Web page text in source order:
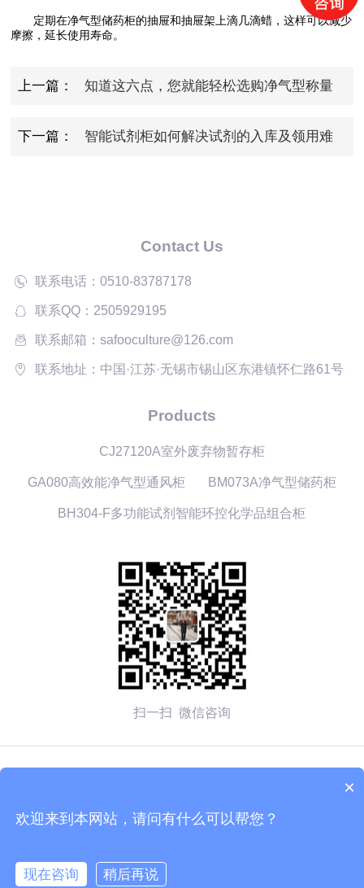
定期在净气型储药柜的抽屉和抽屉架上滴几滴蜡，这样可以减少
摩擦，延长使用寿命。
上一篇： 知道这六点，您就能轻松选购净气型称量
下一篇： 智能试剂柜如何解决试剂的入库及领用难
Contact Us
联系电话：0510-83787178
联系QQ：2505929195
联系邮箱：safooculture@126.com
联系地址：中国·江苏·无锡市锡山区东港镇怀仁路61号
Products
CJ27120A室外废弃物暂存柜
GA080高效能净气型通风柜 BM073A净气型储药柜
BH304-F多功能试剂智能环控化学品组合柜
扫一扫 微信咨询
技术支持：化工仪器网管理登陆 sitemap.xml
×
欢迎来到本网站，请问有什么可以帮您？
现在咨询 稍后再说